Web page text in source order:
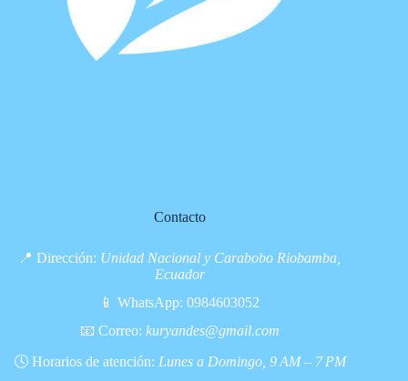
Contacto
📍 Dirección: Unidad Nacional y Carabobo Riobamba,
Ecuador
📱 WhatsApp:0984603052
📧 Correo: kuryandes@gmail.com
🕓 Horarios de atención: Lunes a Domingo, 9 AM – 7 PM